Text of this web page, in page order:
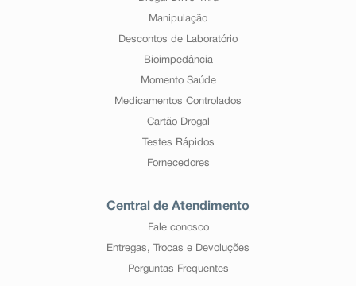
Manipulação
Descontos de Laboratório
Bioimpedância
Momento Saúde
Medicamentos Controlados
Cartão Drogal
Testes Rápidos
Fornecedores
Central de Atendimento
Fale conosco
Entregas, Trocas e Devoluções
Perguntas Frequentes